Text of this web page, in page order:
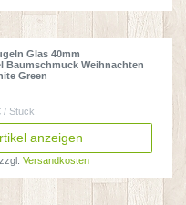
Glas 40mm
Baumschmuck Weihnachten
Green
/ Stück
anzeigen
zzgl.Versandkosten